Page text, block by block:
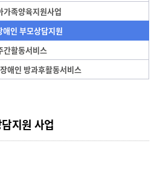
가족양육지원사업
애인 부모상담지원
간활동서비스
애인 방과후활동서비스
지원 사업